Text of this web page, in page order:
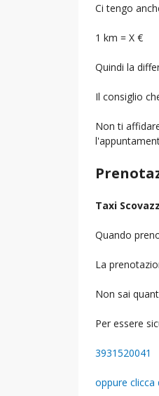
Ci tengo
1 km = X €
Quindi la
Il consiglio
Non ti
Taxi
Quando
La
Non sai
Per essere
3931520041
oppure clicca